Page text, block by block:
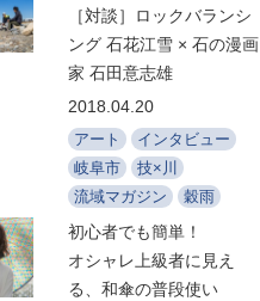
［対談］ロックバランシ
ング 石花江雪 × 石の漫画
家 石田意志雄
2018.04.20
アート
インタビュー
岐阜市
技×川
流域マガジン
穀雨
初心者でも簡単！
オシャレ上級者に見え
る、和傘の普段使い